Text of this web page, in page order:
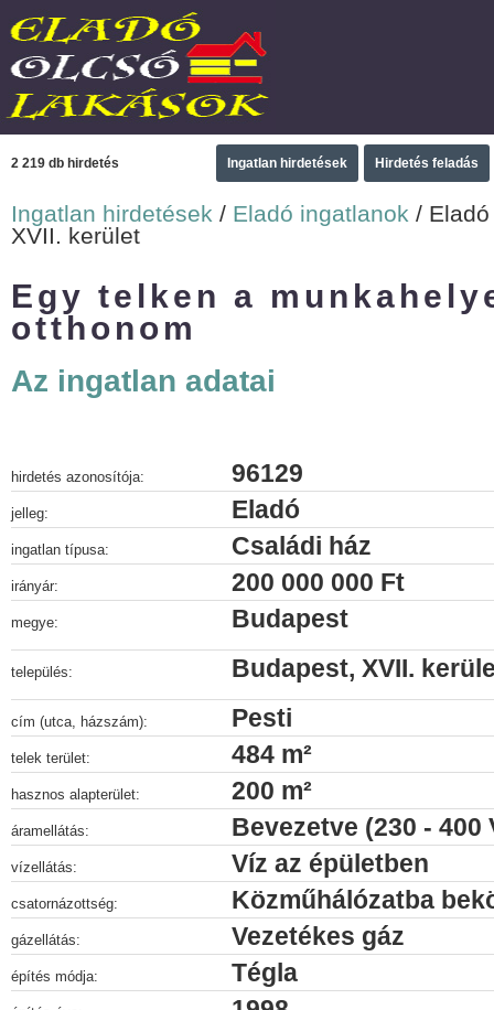
2 219 db hirdetés Ingatlan hirdetések Hirdetés feladás
Ingatlan hirdetések / Eladó ingatlanok /
XVII. kerület
Egy telken a
otthonom
Az ingatlan adatai
hirdetés azonosítója: 96129
jelleg: Eladó
ingatlan típusa: Családi ház
irányár: 200 000 000 Ft
megye: Budapest
település: Budapest, XVII.
cím (utca, házszám): Pesti
telek terület: 484 m²
hasznos alapterület: 200 m²
áramellátás: Bevezetve (230 - 400
vízellátás: Víz az épületben
csatornázottség: Közműhálózatba
gázellátás: Vezetékes gáz
építés módja: Tégla